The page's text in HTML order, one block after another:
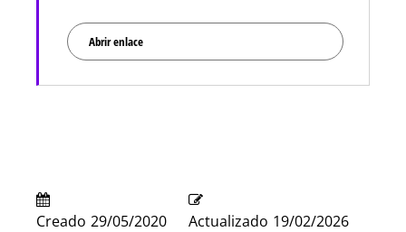
Abrir enlace
Creado 29/05/2020 Actualizado 19/02/2026